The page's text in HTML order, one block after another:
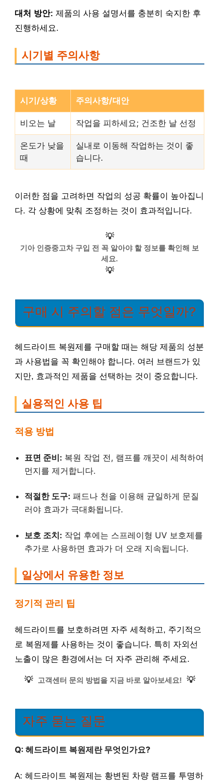
대처 방안: 제품의 사용 설명서를 충분히 숙지한 후
진행하세요.
시기별 주의사항
시기/상황 주의사항/대안
비오는 날 작업을 피하세요; 건조한 날 선정
온도가 낮을
때
실내로 이동해 작업하는 것이 좋
습니다.
이러한 점을 고려하면 작업의 성공 확률이 높아집니
다. 각 상황에 맞춰 조정하는 것이 효과적입니다.
💡
기아 인증중고차 구입 전 꼭 알아야 할 정보를 확인해 보
세요.
💡
구매 시 주의할 점은 무엇일까?
헤드라이트 복원제를 구매할 때는 해당 제품의 성분
과 사용법을 꼭 확인해야 합니다. 여러 브랜드가 있
지만, 효과적인 제품을 선택하는 것이 중요합니다.
실용적인 사용 팁
적용 방법
표면 준비: 복원 작업 전, 램프를 깨끗이 세척하여
먼지를 제거합니다.
적절한 도구: 패드나 천을 이용해 균일하게 문질
러야 효과가 극대화됩니다.
보호 조치: 작업 후에는 스프레이형 UV 보호제를
추가로 사용하면 효과가 더 오래 지속됩니다.
일상에서 유용한 정보
정기적 관리 팁
헤드라이트를 보호하려면 자주 세척하고, 주기적으
로 복원제를 사용하는 것이 좋습니다. 특히 자외선
노출이 많은 환경에서는 더 자주 관리해 주세요.
💡 고객센터 문의 방법을 지금 바로 알아보세요! 💡
자주 묻는 질문
Q: 헤드라이트 복원제란 무엇인가요?
A: 헤드라이트 복원제는 황변된 차량 램프를 투명하